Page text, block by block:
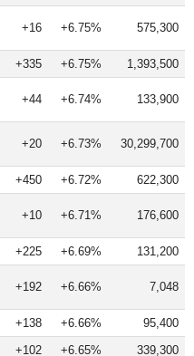
+16 +6.75% 575,300
+335 +6.75% 1,393,500
+44 +6.74% 133,900
+20 +6.73% 30,299,700
+450 +6.72% 622,300
+10 +6.71% 176,600
+225 +6.69% 131,200
+192 +6.66% 7,048
+138 +6.66%
95,400
+102 +6.65% 339,300